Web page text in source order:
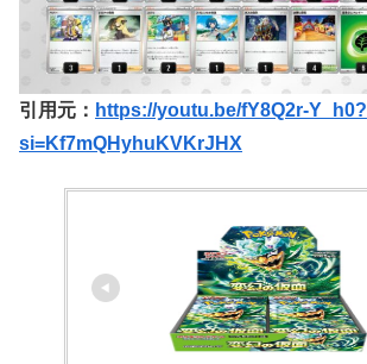
引用元： https://youtu.be/fY8Q2r-Y_h0?
si=Kf7mQHyhuKVKrJHX